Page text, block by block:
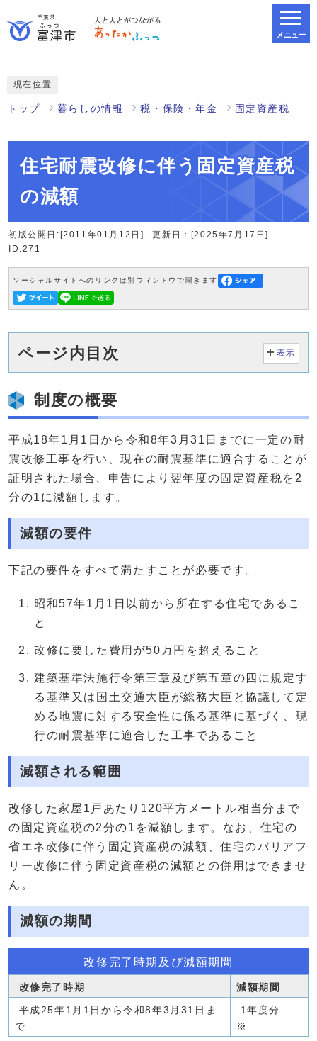
メニュー
現在位置
トップ 暮らしの情報 税・保険・年金 固定資産税
住宅耐震改修に伴う固定資産税
の減額
初版公開日:[2011年01月12日]
更新日：[2025年7月17日]
ID:271
ソーシャルサイトへのリンクは別ウィンドウで開きます
ページ内目次 表示
制度の概要
平成18年1月1日から令和8年3月31日までに一定の耐
震改修工事を行い、現在の耐震基準に適合することが
証明された場合、申告により翌年度の固定資産税を2
分の1に減額します。
減額の要件
下記の要件をすべて満たすことが必要です。
昭和57年1月1日以前から所在する住宅であるこ
と
改修に要した費用が50万円を超えること
建築基準法施行令第三章及び第五章の四に規定す
る基準又は国土交通大臣が総務大臣と協議して定
める地震に対する安全性に係る基準に基づく、現
行の耐震基準に適合した工事であること
減額される範囲
改修した家屋1戸あたり120平方メートル相当分まで
の固定資産税の2分の1を減額します。なお、住宅の
省エネ改修に伴う固定資産税の減額、住宅のバリアフ
リー改修に伴う固定資産税の減額との併用はできませ
ん。
減額の期間
改修完了時期及び減額期間
改修完了時期 減額期間
平成25年1月1日から令和8年3月31日ま
で
1年度分
※